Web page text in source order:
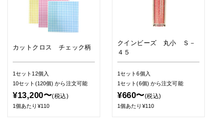
カットクロス チェック柄
1セット12個入
10セット(120個)から注文可能
¥13,200〜(税込)
1個あたり¥110
クインビーズ 丸小 Ｓ－
４５
1セット6個入
1セット(6個) から注文可能
¥660〜(税込)
1個あたり¥110